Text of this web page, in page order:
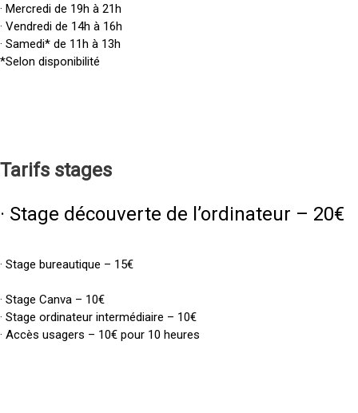
· Mercredi de 19h à 21h
· Vendredi de 14h à 16h
· Samedi* de 11h à 13h
*Selon disponibilité
Tarifs stages
· Stage découverte de l’ordinateur – 20€
· Stage bureautique – 15€
· Stage Canva – 10€
· Stage ordinateur intermédiaire – 10€
· Accès usagers – 10€ pour 10 heures